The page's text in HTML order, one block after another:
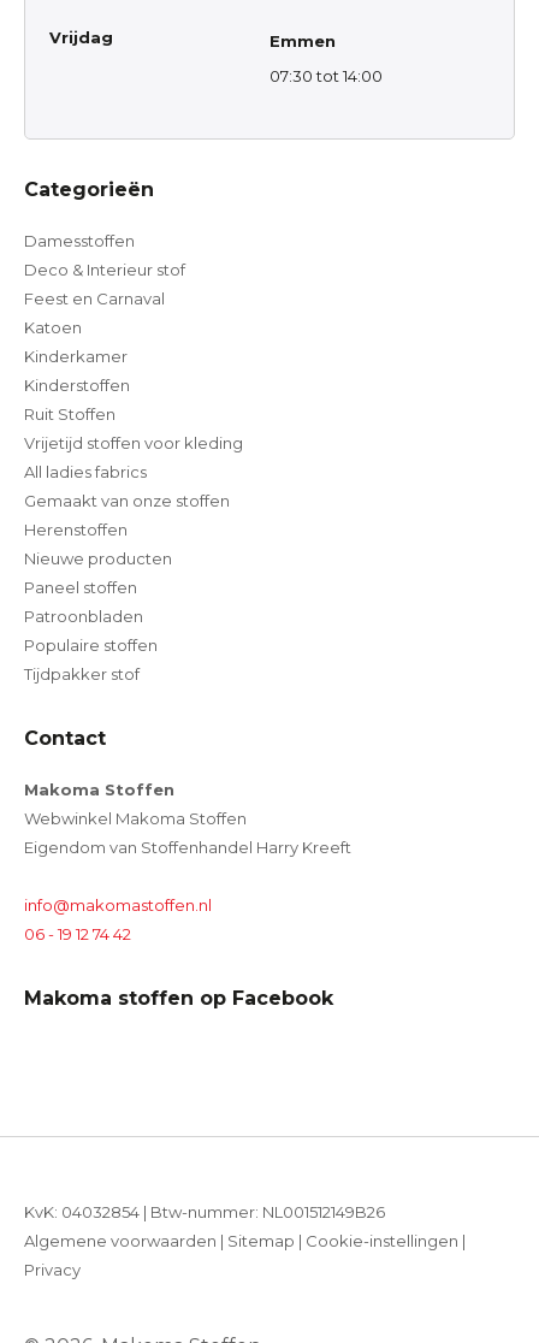
Vrijdag
Emmen
07:30 tot 14:00
Categorieën
Damesstoffen
Deco & Interieur stof
Feest en Carnaval
Katoen
Kinderkamer
Kinderstoffen
Ruit Stoffen
Vrijetijd stoffen voor kleding
All ladies fabrics
Gemaakt van onze stoffen
Herenstoffen
Nieuwe producten
Paneel stoffen
Patroonbladen
Populaire stoffen
Tijdpakker stof
Contact
Makoma Stoffen
Webwinkel Makoma Stoffen
Eigendom van Stoffenhandel Harry Kreeft
info@makomastoffen.nl
06 - 19 12 74 42
Makoma stoffen op Facebook
KvK: 04032854 | Btw-nummer: NL001512149B26
Algemene voorwaarden | Sitemap | Cookie-instellingen |
Privacy